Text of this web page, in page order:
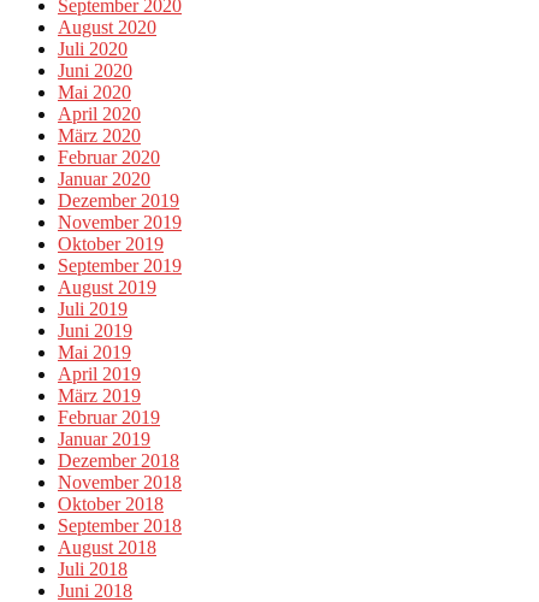
September 2020
August 2020
Juli 2020
Juni 2020
Mai 2020
April 2020
März 2020
Februar 2020
Januar 2020
Dezember 2019
November 2019
Oktober 2019
September 2019
August 2019
Juli 2019
Juni 2019
Mai 2019
April 2019
März 2019
Februar 2019
Januar 2019
Dezember 2018
November 2018
Oktober 2018
September 2018
August 2018
Juli 2018
Juni 2018